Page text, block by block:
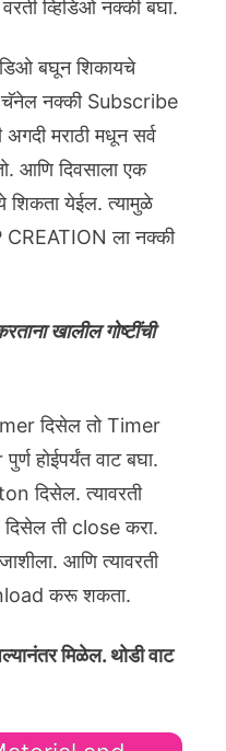
व्हिडिओ नक्की बघा.
बघून शिकायचे
चॅनेल नक्की Subscribe
मराठी मधून सर्व
आणि दिवसाला एक
शिकता येईल. त्यामुळे
CREATION ला नक्की
खालील गोष्टींची
दिसेल तो Timer
होईपर्यंत वाट बघा.
दिसेल. त्यावरती
ती close करा.
आणि त्यावरती
करू शकता.
मिळेल. थोडी वाट